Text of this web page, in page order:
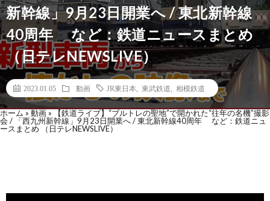
新幹線」9月23日開業へ / 東北新幹線
40周年 など：鉄道ニュースまとめ
（日テレNEWSLIVE）
2023.01.05 動画 JR東日本 東武鉄道 相模鉄道
ホーム » 動画 » 【鉄道ライブ】“ブルトレの聖地”で開かれた“往年の名機”撮影
会 / 「西九州新幹線」9月23日開業へ / 東北新幹線40周年 など：鉄道ニュ
ースまとめ （日テレNEWSLIVE）